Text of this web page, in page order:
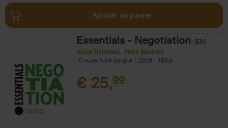
Ajouter au panier
Essentials - Negotiation (EN)
Katia Tieleman
Marc Buelens
Couverture souple
2018 156
€ 25,99